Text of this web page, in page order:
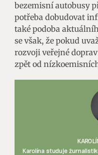
bezemisní autobusy
potřeba dobudovat
také podoba
se však, že pokud
rozvoji veřejné
zpět od
Karolína studuje